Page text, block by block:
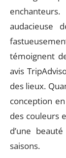
audacieuse
témoignent
avis
des lieux.
conception
des couleurs
d’une
saisons.